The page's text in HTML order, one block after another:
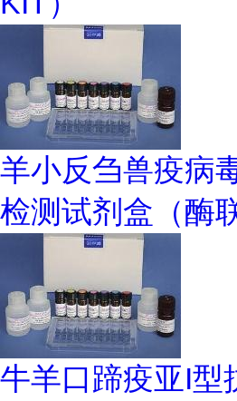
羊小反刍兽疫病
检测试剂盒（酶
牛羊口蹄疫亚I型